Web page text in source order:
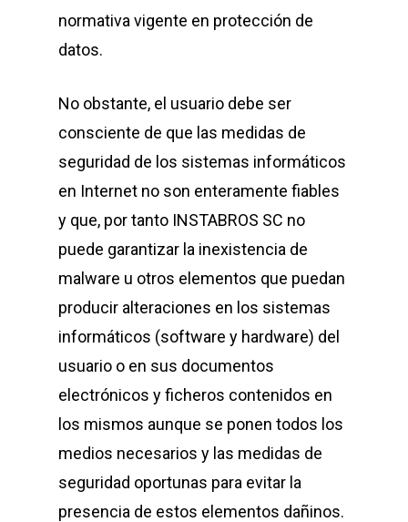
normativa vigente en protección de
datos.
No obstante, el usuario debe ser
consciente de que las medidas de
seguridad de los sistemas informáticos
en Internet no son enteramente fiables
y que, por tanto INSTABROS SC no
puede garantizar la inexistencia de
malware u otros elementos que puedan
producir alteraciones en los sistemas
informáticos (software y hardware) del
usuario o en sus documentos
electrónicos y ficheros contenidos en
los mismos aunque se ponen todos los
medios necesarios y las medidas de
seguridad oportunas para evitar la
presencia de estos elementos dañinos.